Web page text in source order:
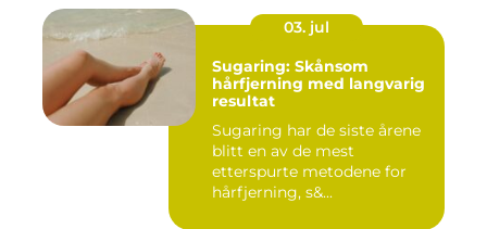
03. jul
Sugaring: Skånsom
hårfjerning med langvarig
resultat
Sugaring har de siste årene
blitt en av de mest
etterspurte metodene for
hårfjerning, s&...